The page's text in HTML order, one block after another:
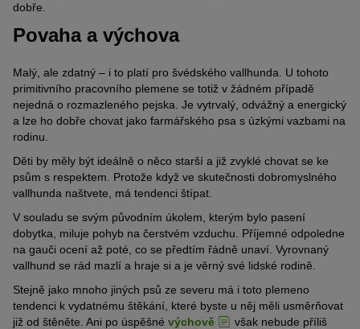
dobře.
Povaha a výchova
Malý, ale zdatný – i to platí pro švédského vallhunda. U tohoto
primitivního pracovního plemene se totiž v žádném případě
nejedná o rozmazleného pejska. Je vytrvalý, odvážný a energický
a lze ho dobře chovat jako farmářského psa s úzkými vazbami na
rodinu.
Děti by měly být ideálně o něco starší a již zvyklé chovat se ke
psům s respektem. Protože když ve skutečnosti dobromyslného
vallhunda naštvete, má tendenci štípat.
V souladu se svým původním úkolem, kterým bylo pasení
dobytka, miluje pohyb na čerstvém vzduchu. Příjemné odpoledne
na gauči ocení až poté, co se předtím řádně unaví. Vyrovnaný
vallhund se rád mazlí a hraje si a je věrný své lidské rodině.
Stejně jako mnoho jiných psů ze severu má i toto plemeno
tendenci k vydatnému štěkání, které byste u něj měli usměrňovat
již od štěněte. Ani po úspěšné výchově
však nebude příliš